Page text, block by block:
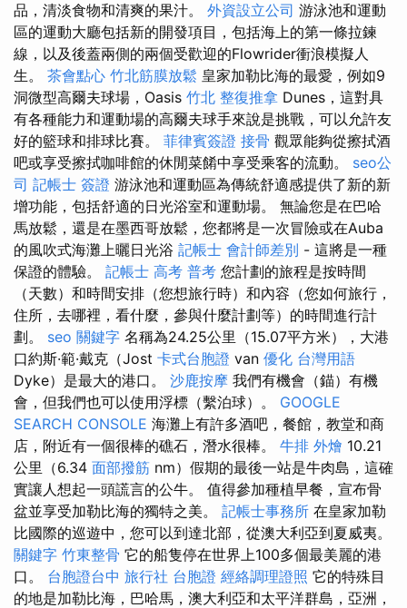
品，清淡食物和清爽的果汁。 外資設立公司 游泳池和運動
區的運動大廳包括新的開發項目，包括海上的第一條拉鍊
線，以及後蓋兩側的兩個受歡迎的Flowrider衝浪模擬人
生。 茶會點心 竹北筋膜放鬆 皇家加勒比海的最愛，例如9
洞微型高爾夫球場，Oasis 竹北 整復推拿 Dunes，這對具
有各種能力和運動場的高爾夫球手來說是挑戰，可以允許友
好的籃球和排球比賽。 菲律賓簽證 接骨 觀眾能夠從擦拭酒
吧或享受擦拭咖啡館的休閒菜餚中享受乘客的流動。 seo公
司 記帳士 簽證 游泳池和運動區為傳統舒適感提供了新的新
增功能，包括舒適的日光浴室和運動場。 無論您是在巴哈
馬放鬆，還是在墨西哥放鬆，您都將是一次冒險或在Auba
的風吹式海灘上曬日光浴 記帳士 會計師差別 - 這將是一種
保證的體驗。 記帳士 高考 普考 您計劃的旅程是按時間
（天數）和時間安排（您想旅行時）和內容（您如何旅行，
住所，去哪裡，看什麼，參與什麼計劃等）的時間進行計
劃。 seo 關鍵字 名稱為24.25公里（15.07平方米），大港
口約斯·範·戴克（Jost 卡式台胞證 van 優化 台灣用語
Dyke）是最大的港口。 沙鹿按摩 我們有機會（錨）有機
會，但我們也可以使用浮標（繫泊球）。 GOOGLE
SEARCH CONSOLE 海灘上有許多酒吧，餐館，教堂和商
店，附近有一個很棒的礁石，潛水很棒。 牛排 外燴 10.21
公里（6.34 面部撥筋 nm）假期的最後一站是牛肉島，這確
實讓人想起一頭謊言的公牛。 值得參加種植早餐，宣布骨
盆並享受加勒比海的獨特之美。 記帳士事務所 在皇家加勒
比國際的巡遊中，您可以到達北部，從澳大利亞到夏威夷。
關鍵字 竹東整骨 它的船隻停在世界上100多個最美麗的港
口。 台胞證台中 旅行社 台胞證 經絡調理證照 它的特殊目
的地是加勒比海，巴哈馬，澳大利亞和太平洋群島，亞洲，